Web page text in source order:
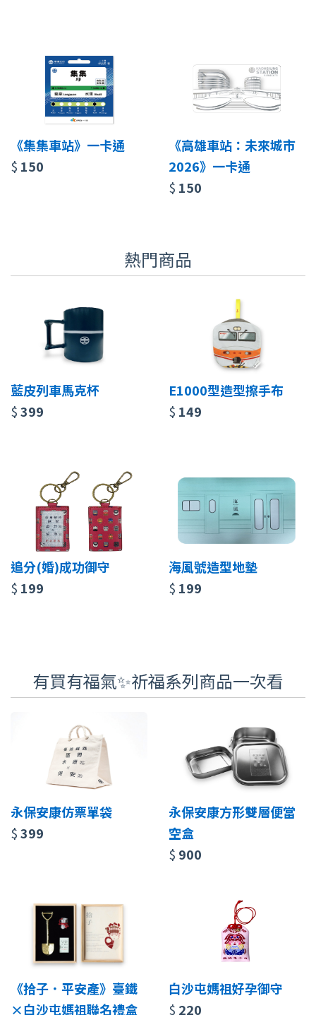
《集集車站》一卡通
$ 150
《高雄車站：未來城市
2026》一卡通
$ 150
熱門商品
藍皮列車馬克杯
$399
E1000型造型擦手布
$ 149
追分(婚)成功御守
$ 199
海風號造型地墊
$ 199
有買有福氣✨祈福系列商品一次看
永保安康仿票單袋
$399
永保安康方形雙層便當
空盒
$ 900
《拾子．平安產》臺鐵
×白沙屯媽祖聯名禮盒
白沙屯媽祖好孕御守
$ 220